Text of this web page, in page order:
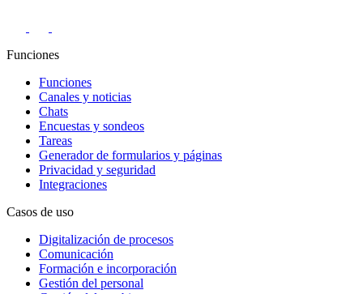
Funciones
Funciones
Canales y noticias
Chats
Encuestas y sondeos
Tareas
Generador de formularios y páginas
Privacidad y seguridad
Integraciones
Casos de uso
Digitalización de procesos
Comunicación
Formación e incorporación
Gestión del personal